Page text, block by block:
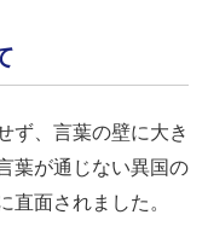
ず、言葉の壁に大き
葉が通じない異国の
直面されました。